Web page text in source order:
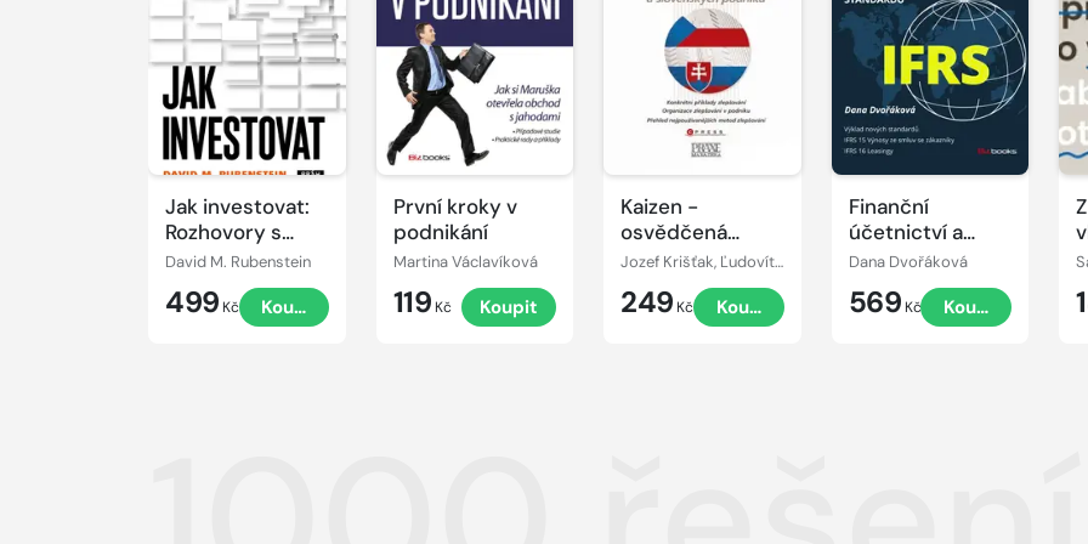
Jak investovat:
Rozhovory s
mistry oboru
David M. Rubenstein
499 Kč Koupit
První kroky v
podnikání
Martina Václavíková
119 Kč Koupit
Kaizen -
osvědčená
praxe českých a
slovenských
podniků
Jozef Krišťak, Ľudovít Boledovič, Miroslav Marek, Ján Košturiak
249 Kč Koupit
Finanční
účetnictví a
výkaznictví
mezinárodních
standardů IFRS
Dana Dvořáková
569 Kč Koupit